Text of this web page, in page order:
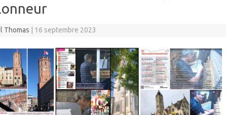
Thomas 16 septembre 2023